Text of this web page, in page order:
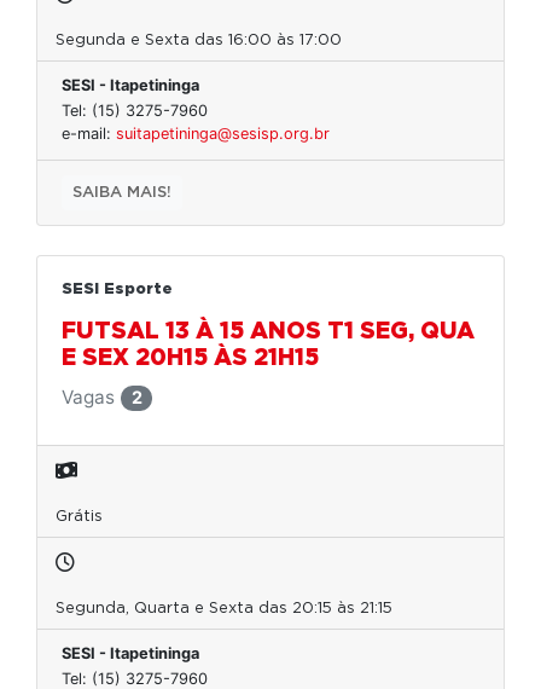
Segunda e Sexta das 16:00 às 17:00
SESI - Itapetininga
Tel: (15) 3275-7960
e-mail: suitapetininga@sesisp.org.br
SAIBA MAIS!
SESI Esporte
FUTSAL 13 À 15 ANOS T1 SEG, QUA
E SEX 20H15 ÀS 21H15
Vagas
2
Grátis
Segunda, Quarta e Sexta das 20:15 às 21:15
SESI - Itapetininga
Tel: (15) 3275-7960